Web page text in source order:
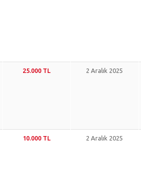
25.000 TL 2 Aralık 2025
10.000 TL 2 Aralık 2025